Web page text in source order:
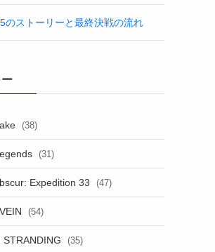
のストーリーと最終決戦の流れ
(38)
(31)
Expedition 33 (47)
(54)
STRANDING (35)